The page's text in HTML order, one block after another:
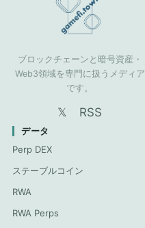
ブロックチェーンと暗号資産・
Web3領域を専門に扱うメディア
です。
𝕏 RSS
データ
Perp DEX
ステーブルコイン
RWA
RWA Perps